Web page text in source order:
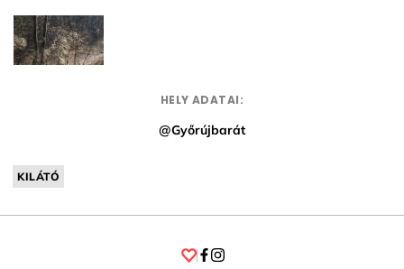
HELY ADATAI:
@Győrújbarát
KILÁTÓ